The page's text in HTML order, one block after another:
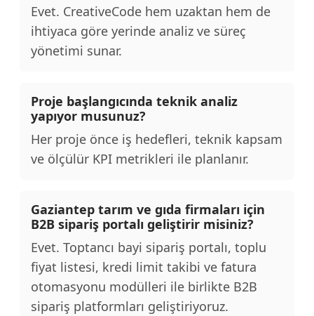
Evet. CreativeCode hem uzaktan hem de
ihtiyaca göre yerinde analiz ve süreç
yönetimi sunar.
Proje başlangıcında teknik analiz
yapıyor musunuz?
Her proje önce iş hedefleri, teknik kapsam
ve ölçülür KPI metrikleri ile planlanır.
Gaziantep tarım ve gıda firmaları için
B2B sipariş portalı geliştirir misiniz?
Evet. Toptancı bayi sipariş portalı, toplu
fiyat listesi, kredi limit takibi ve fatura
otomasyonu modülleri ile birlikte B2B
sipariş platformları geliştiriyoruz.